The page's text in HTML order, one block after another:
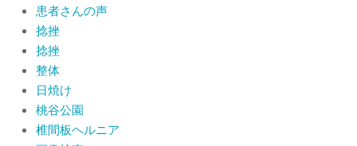
患者さんの声
捻挫
捻挫
整体
日焼け
桃谷公園
椎間板ヘルニア